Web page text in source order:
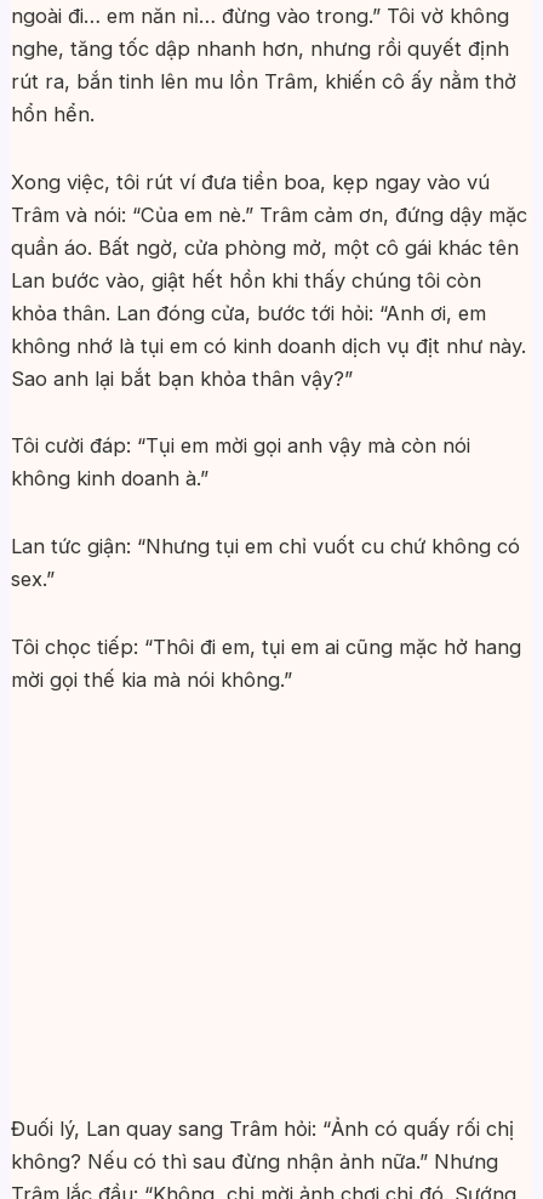
ngoài đi… em năn nỉ… đừng vào trong.” Tôi vờ không
nghe, tăng tốc dập nhanh hơn, nhưng rồi quyết định
rút ra, bắn tinh lên mu lồn Trâm, khiến cô ấy nằm thở
hổn hển.
Xong việc, tôi rút ví đưa tiền boa, kẹp ngay vào vú
Trâm và nói: “Của em nè.” Trâm cảm ơn, đứng dậy mặc
quần áo. Bất ngờ, cửa phòng mở, một cô gái khác tên
Lan bước vào, giật hết hồn khi thấy chúng tôi còn
khỏa thân. Lan đóng cửa, bước tới hỏi: “Anh ơi, em
không nhớ là tụi em có kinh doanh dịch vụ địt như này.
Sao anh lại bắt bạn khỏa thân vậy?”
Tôi cười đáp: “Tụi em mời gọi anh vậy mà còn nói
không kinh doanh à.”
Lan tức giận: “Nhưng tụi em chỉ vuốt cu chứ không có
sex.”
Tôi chọc tiếp: “Thôi đi em, tụi em ai cũng mặc hở hang
mời gọi thế kia mà nói không.”
Đuối lý, Lan quay sang Trâm hỏi: “Ảnh có quấy rối chị
không? Nếu có thì sau đừng nhận ảnh nữa.” Nhưng